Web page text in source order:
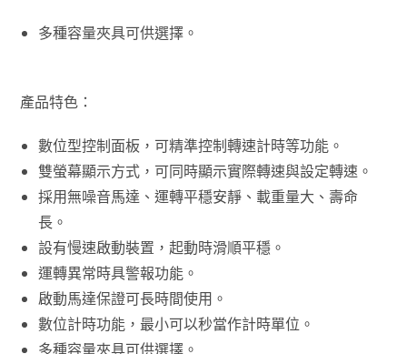
多種容量夾具可供選擇。
產品特色：
數位型控制面板，可精準控制轉速計時等功能。
雙螢幕顯示方式，可同時顯示實際轉速與設定轉速。
採用無噪音馬達、運轉平穩安靜、載重量大、壽命
長。
設有慢速啟動裝置，起動時滑順平穩。
運轉異常時具警報功能。
啟動馬達保證可長時間使用。
數位計時功能，最小可以秒當作計時單位。
多種容量夾具可供選擇。